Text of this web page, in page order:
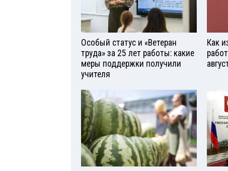
Особый статус и «Ветеран
труда» за 25 лет работы: какие
меры поддержки получили
учителя
Как